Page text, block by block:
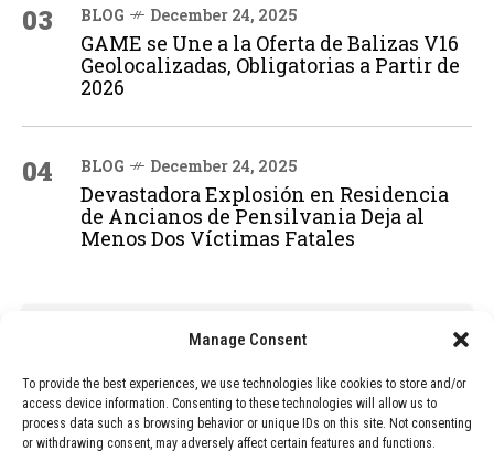
Manage Consent
To provide the best experiences, we use technologies like cookies to store and/or
access device information. Consenting to these technologies will allow us to
process data such as browsing behavior or unique IDs on this site. Not consenting
or withdrawing consent, may adversely affect certain features and functions.
03 BLOG December 24, 2025
GAME se Une a la Oferta de Balizas V16
Geolocalizadas, Obligatorias a Partir de
2026
04 BLOG December 24, 2025
Devastadora Explosión en Residencia
de Ancianos de Pensilvania Deja al
Menos Dos Víctimas Fatales